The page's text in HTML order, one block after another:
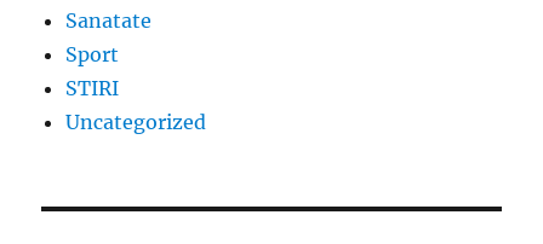
Sanatate
Sport
STIRI
Uncategorized